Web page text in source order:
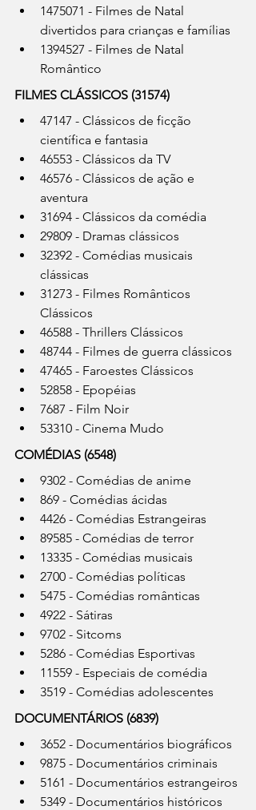
1475071 - Filmes de Natal
divertidos para crianças e famílias
1394527 - Filmes de Natal
Romântico
FILMES CLÁSSICOS (31574)
47147 - Clássicos de ficção
científica e fantasia
46553 - Clássicos da TV
46576 - Clássicos de ação e
aventura
31694 - Clássicos da comédia
29809 - Dramas clássicos
32392 - Comédias musicais
clássicas
31273 - Filmes Românticos
Clássicos
46588 - Thrillers Clássicos
48744 - Filmes de guerra clássicos
47465 - Faroestes Clássicos
52858 - Epopéias
7687 - Film Noir
53310 - Cinema Mudo
COMÉDIAS (6548)
9302 - Comédias de anime
869 - Comédias ácidas
4426 - Comédias Estrangeiras
89585 - Comédias de terror
13335 - Comédias musicais
2700 - Comédias políticas
5475 - Comédias românticas
4922 - Sátiras
9702 - Sitcoms
5286 - Comédias Esportivas
11559 - Especiais de comédia
3519 - Comédias adolescentes
DOCUMENTÁRIOS (6839)
3652 - Documentários biográficos
9875 - Documentários criminais
5161 - Documentários estrangeiros
5349 - Documentários históricos